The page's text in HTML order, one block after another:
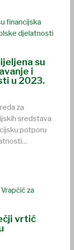
su
i
u 2023.
za
sredstava
potporu
vrtić